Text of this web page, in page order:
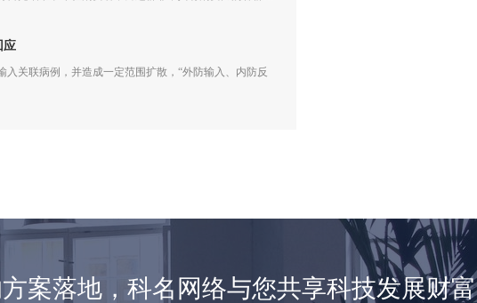
应
关联病例，并造成一定范围扩散，“外防输入、内防反
案落地，科名网络与您共享科技发展财富